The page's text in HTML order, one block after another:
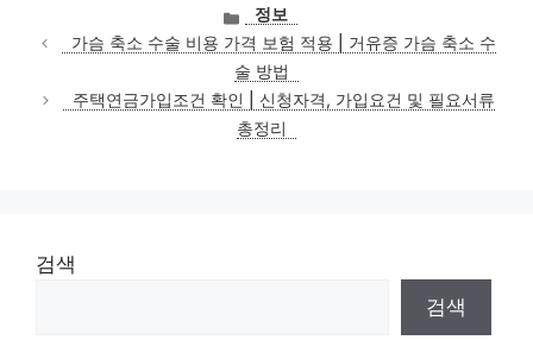
카
테
고
리
정보
가슴 축소 수술 비용 가격 보험 적용 | 거유증 가슴 축소 수
술 방법
주택연금가입조건 확인 | 신청자격, 가입요건 및 필요서류
총정리
검색
검색